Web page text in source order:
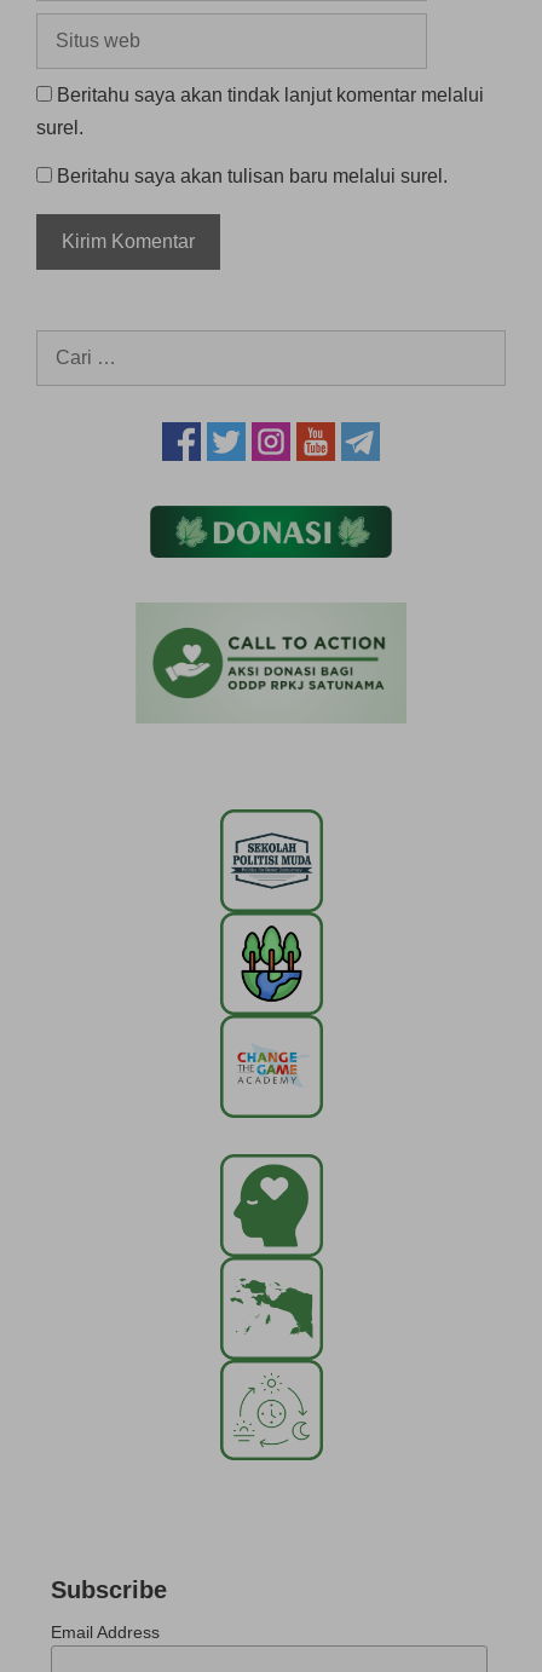
Beritahu saya akan tindak lanjut komentar melalui
surel.
Beritahu saya akan tulisan baru melalui surel.
Cari
Subscribe
Email Address